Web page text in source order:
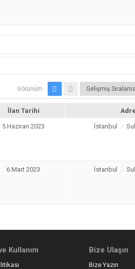
Görünüm
İlan Tarihi
5 Haziran 2023 İstanbul
6 Mart 2023 İstanbul
Kullanım Bize Ulaşın
Bize Yazın